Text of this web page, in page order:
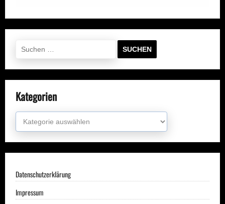
nach:
Kategorien
Kategorien
Datenschutzerklärung
Impressum